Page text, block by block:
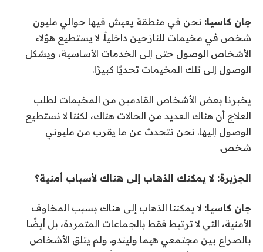
جان كاسيا: نحن في منطقة يعيش فيها حوالي مليون
شخص في مخيمات للنازحين داخلياً. لا يستطيع هؤلاء
الأشخاص الوصول حتى إلى الخدمات الأساسية، ويشكل
الوصول إلى تلك المخيمات تحديًا كبيرًا.
يخبرنا بعض الأشخاص القادمين من المخيمات لطلب
العلاج أن هناك العديد من الحالات هناك، لكننا لا نستطيع
الوصول إليها. نحن نتحدث عن ما يقرب من مليوني
شخص.
الجزيرة: لا يمكنك الذهاب إلى هناك لأسباب أمنية؟
جان كاسيا: لا يمكننا الذهاب إلى هناك بسبب المخاوف
الأمنية، التي لا ترتبط فقط بالجماعات المتمردة، بل أيضًا
بالصراع بين مجتمعي هيما وليندو. ولم يتلق الأشخاص